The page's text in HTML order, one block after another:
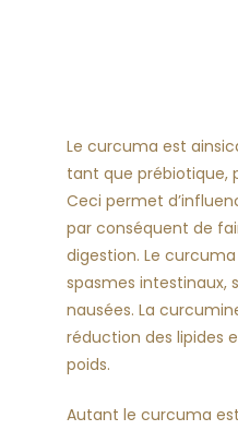
Le curcuma est
tant que prébiotique,
Ceci permet
par conséquent de
digestion. Le
spasmes intestinaux,
nausées. La
réduction des lipides
poids.
Autant le curcuma